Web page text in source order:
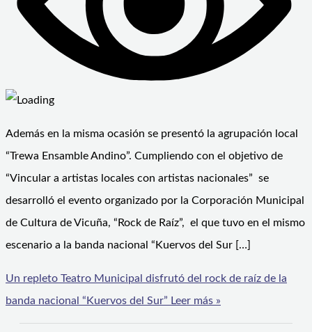
Además en la misma ocasión se presentó la agrupación local
“Trewa Ensamble Andino”. Cumpliendo con el objetivo de
“Vincular a artistas locales con artistas nacionales” se
desarrolló el evento organizado por la Corporación Municipal
de Cultura de Vicuña, “Rock de Raíz”, el que tuvo en el mismo
escenario a la banda nacional “Kuervos del Sur […]
Un repleto Teatro Municipal disfrutó del rock de raíz de la
banda nacional “Kuervos del Sur” Leer más »